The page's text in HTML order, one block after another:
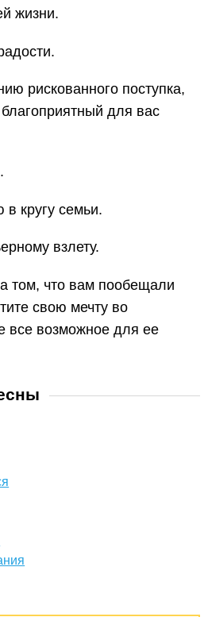
жизни.
рискованного поступка,
для вас
кругу семьи.
взлету.
том, что вам пообещали
свою мечту во
все возможное для ее